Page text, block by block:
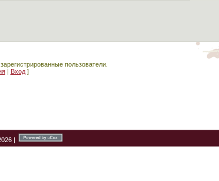
пользователи.
| Вход]
|